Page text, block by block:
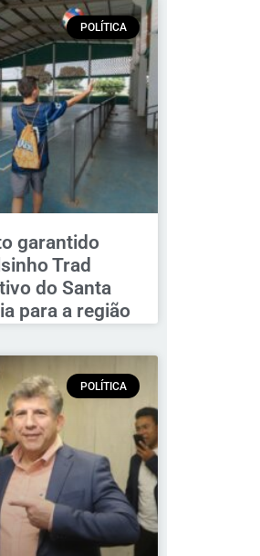
POLÍTICA
garantido
Trad
do Santa
para a região
POLÍTICA